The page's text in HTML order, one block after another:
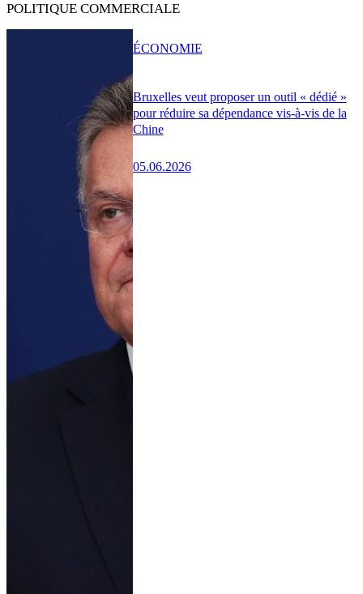
POLITIQUE COMMERCIALE
Bruxelles veut proposer un outil « dédié »
pour réduire sa dépendance vis-à-vis de la
Chine
05.06.2026
ÉCONOMIE